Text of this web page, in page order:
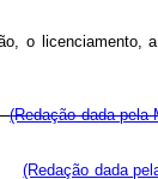
o licenciamento,
(Redação dada pela
(Redação dada